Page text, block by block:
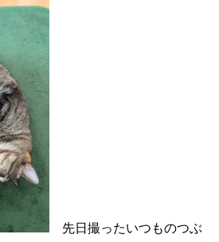
先日撮ったいつものつぶ